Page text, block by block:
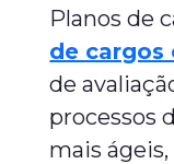
Planos de
de cargos
de
processos
mais